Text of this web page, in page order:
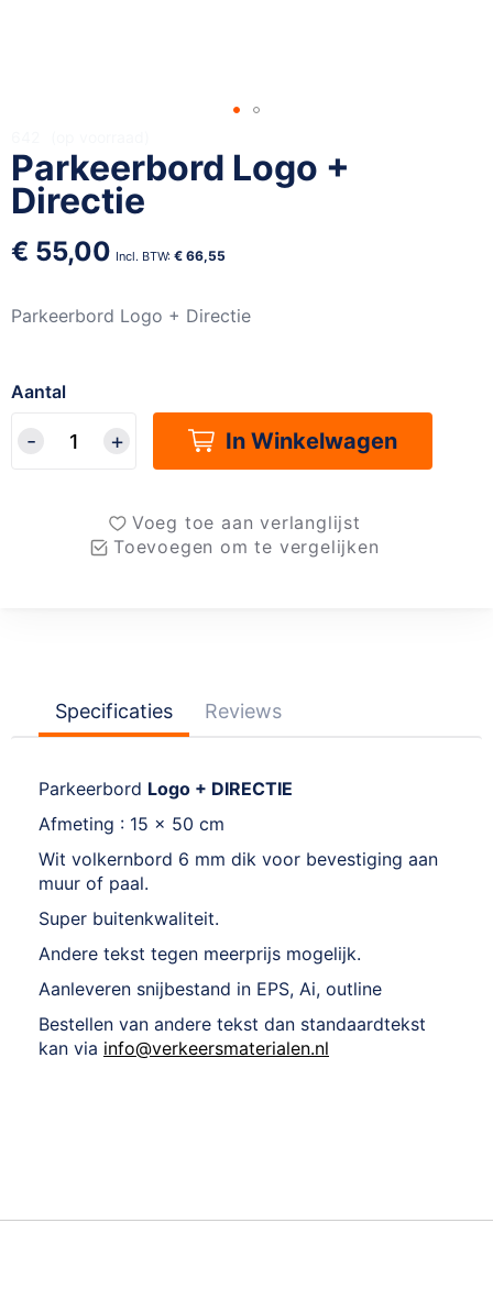
Parkeerbord Logo +
Directie
€ 55,00 € 66,55
Parkeerbord Logo + Directie
Aantal
In Winkelwagen
Voeg toe aan verlanglijst
Toevoegen om te vergelijken
naar
het
begin
de
gallerij
Specificaties Reviews
Parkeerbord Logo + DIRECTIE
Afmeting : 15 x 50 cm
Wit volkernbord 6 mm dik voor bevestiging aan
muur of paal.
Super buitenkwaliteit.
Andere tekst tegen meerprijs mogelijk.
Aanleveren snijbestand in EPS, Ai, outline
Bestellen van andere tekst dan standaardtekst
kan via info@verkeersmaterialen.nl